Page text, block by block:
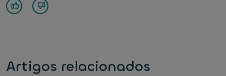
Artigos relacionados